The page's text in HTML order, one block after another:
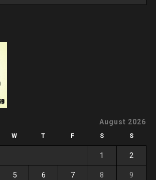
August 2026
W T F S S
1 2
5 6 7 8 9